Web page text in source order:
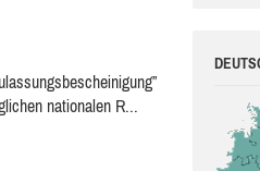
nationalen R...